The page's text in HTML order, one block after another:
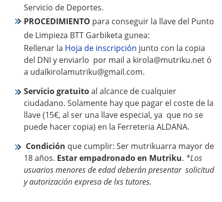
Servicio de Deportes.
PROCEDIMIENTO para conseguir la llave del Punto
de Limpieza BTT Garbiketa gunea:
Rellenar la Hoja de inscripción junto con la copia
del DNI y enviarlo por mail a kirola@mutriku.net ó
a udalkirolamutriku@gmail.com.
Servicio gratuitoal alcance de cualquier
ciudadano. Solamente hay que pagar el coste de la
llave (15€, al ser una llave especial, ya que no se
puede hacer copia) en la Ferreteria ALDANA.
Condición que cumplir: Ser mutrikuarra mayor de
18 años. Estar empadronado en Mutriku. *Los
usuarios menores de edad deberán presentar solicitud
y autorización expresa de lxs tutores.